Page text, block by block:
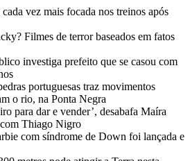
vez mais focada nos treinos após
Filmes de terror baseados em fatos
investiga prefeito que se casou com
portuguesas traz movimentos
o rio, na Ponta Negra
para dar e vender’, desabafa Maíra
Thiago Nigro
com síndrome de Down foi lançada e